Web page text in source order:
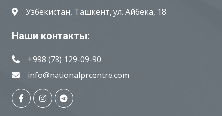
Узбекистан, Ташкент, ул. Айбека, 18
Наши контакты:
+998 (78) 129-09-90
info@nationalprcentre.com